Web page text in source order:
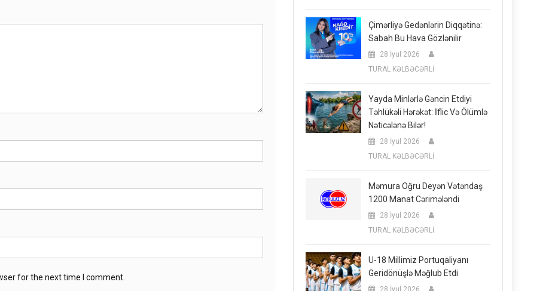
for the next time I comment.
Çimərliyə Gedənlərin Diqqətinə:
Sabah Bu Hava Gözlənilir
28 İyul 2026
TURAL KƏLBƏCƏRLİ
Yayda Minlərlə Gəncin Etdiyi
Təhlükəli Hərəkət: İflic Və Ölümlə
Nəticələnə Bilər!
28 İyul 2026
TURAL KƏLBƏCƏRLİ
Məmura Oğru Deyən Vətəndaş
1200 Manat Cərimələndi
28 İyul 2026
TURAL KƏLBƏCƏRLİ
U-18 Millimiz Portuqaliyanı
Geridönüşlə Məğlub Etdi
28 İyul 2026